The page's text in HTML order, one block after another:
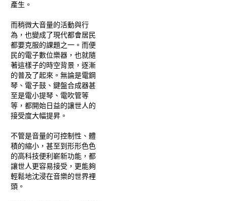
產生。
而稍微大音量的活動與行
為，也變成了現代都會居民
都要克服的課題之一。而便
民的電子數位樂器，也就隨
著這樣子的時空背景，逐漸
的普及了起來。無論是電鋼
琴、電子鼓、鍵盤合成器甚
至是電小提琴、電吹管等
等，都開始日益的讓世人的
接受度大幅提昇。
不管是音量的可控制性、體
積的縮小，甚至到形形色色
的高科技便利嶄新功能，都
讓世人更容易接受，更能夠
輕鬆地沈浸在音樂的世界裡
頭。